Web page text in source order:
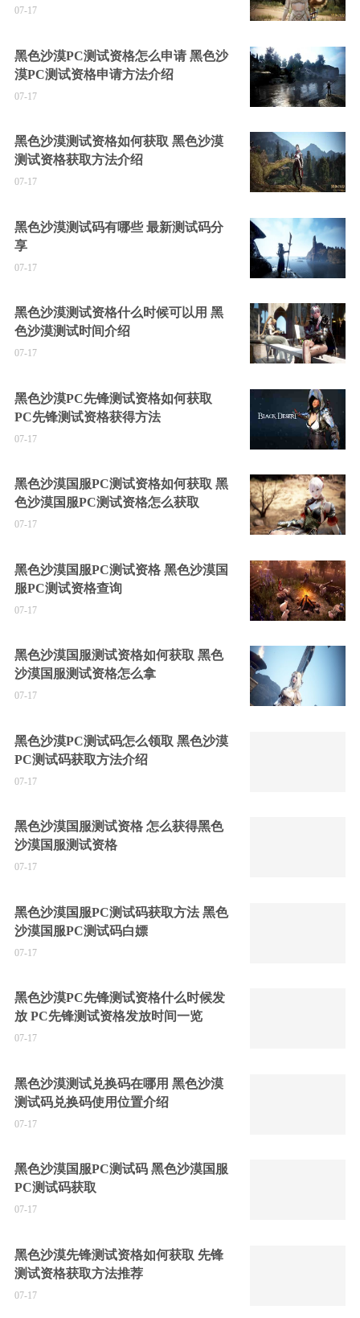
07-17
黑色沙漠PC测试资格怎么申请 黑色沙
漠PC测试资格申请方法介绍
07-17
黑色沙漠测试资格如何获取 黑色沙漠
测试资格获取方法介绍
07-17
黑色沙漠测试码有哪些 最新测试码分
享
07-17
黑色沙漠测试资格什么时候可以用 黑
色沙漠测试时间介绍
07-17
黑色沙漠PC先锋测试资格如何获取
PC先锋测试资格获得方法
07-17
黑色沙漠国服PC测试资格如何获取 黑
色沙漠国服PC测试资格怎么获取
07-17
黑色沙漠国服PC测试资格 黑色沙漠国
服PC测试资格查询
07-17
黑色沙漠国服测试资格如何获取 黑色
沙漠国服测试资格怎么拿
07-17
黑色沙漠PC测试码怎么领取 黑色沙漠
PC测试码获取方法介绍
07-17
黑色沙漠国服测试资格 怎么获得黑色
沙漠国服测试资格
07-17
黑色沙漠国服PC测试码获取方法 黑色
沙漠国服PC测试码白嫖
07-17
黑色沙漠PC先锋测试资格什么时候发
放 PC先锋测试资格发放时间一览
07-17
黑色沙漠测试兑换码在哪用 黑色沙漠
测试码兑换码使用位置介绍
07-17
黑色沙漠国服PC测试码 黑色沙漠国服
PC测试码获取
07-17
黑色沙漠先锋测试资格如何获取 先锋
测试资格获取方法推荐
07-17